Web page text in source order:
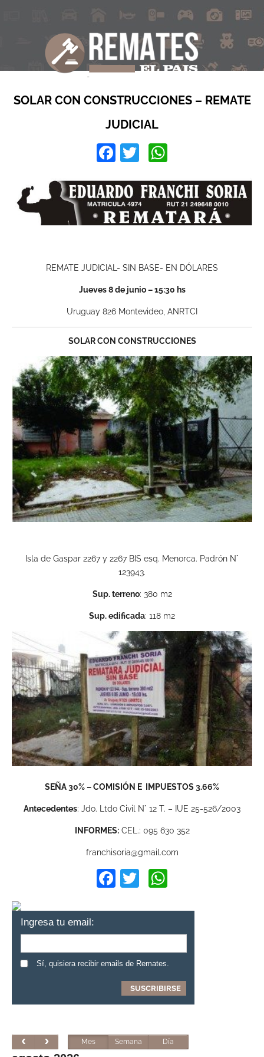
SOLAR CON CONSTRUCCIONES – REMATE
JUDICIAL
Facebook
Twitter
REMATE JUDICIAL- SIN BASE- EN DÓLARES
Jueves 8 de junio – 15:30 hs
Uruguay 826 Montevideo, ANRTCI
SOLAR CON CONSTRUCCIONES
Isla de Gaspar 2267 y 2267 BIS esq. Menorca. Padrón N°
123943.
Sup. terreno: 380 m2
Sup. edificada: 118 m2
SEÑA 30% – COMISIÓN E IMPUESTOS 3.66%
Antecedentes: Jdo. Ltdo Civil N° 12 T. – IUE 25-526/2003
INFORMES:CEL.: 095 630 352
franchisoria@gmail.com
Facebook
Twitter
Ingresa tu email:
Sí, quisiera recibir emails de Remates.
Mes Semana Día